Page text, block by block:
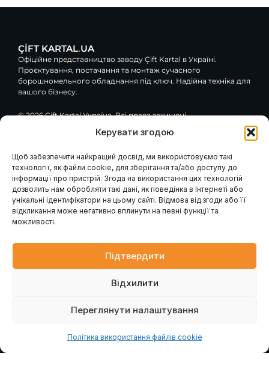
Керувати згодою
Щоб забезпечити найкращий досвід, ми використовуємо такі
технології, як файли cookie, для зберігання та/або доступу до
інформації про пристрій. Згода на використання цих технологій
дозволить нам обробляти такі дані, як поведінка в Інтернеті або
унікальні ідентифікатори на цьому сайті. Відмова від згоди або її
відкликання може негативно вплинути на певні функції та
можливості.
Підтвердити
Відхилити
Переглянути налаштування
Політика використання файлів cookie
ÇİFT KARTAL.UA
Офіційне представництво заводу Çift Kartal в Україні.
Проєктування, постачання та монтаж сучасного
борошномельного обладнання під ключ. Надійна техніка для
вашого бізнесу.
© 2026 Çift Kartal Україна. Всі права захищені.
c
e
b
o
o
k
-
f
u
t
u
b
e
o
g
l
e
Навігація
Каталог обладнання
Про компанію
Наші проєкти
Контакти
Головна
Клієнтам / Послуги
Гарантія та сервіс
Модернізація вашого
млина
Консультація інженера
Проєктування млинів
Контакти
вул. Петра Лубенського, 47, м. Лубни, Полтавська обл.,